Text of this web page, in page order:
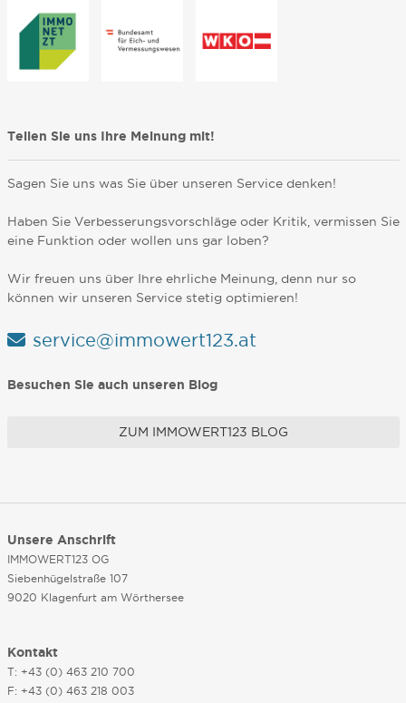
Teilen Sie uns Ihre Meinung mit!
Sagen Sie uns was Sie über unseren Service denken!
Haben Sie Verbesserungsvorschläge oder Kritik, vermissen Sie
eine Funktion oder wollen uns gar loben?
Wir freuen uns über Ihre ehrliche Meinung, denn nur so
können wir unseren Service stetig optimieren!
service@immowert123.at
Besuchen Sie auch unseren Blog
ZUM IMMOWERT123 BLOG
Unsere Anschrift
IMMOWERT123 OG
Siebenhügelstraße 107
9020 Klagenfurt am Wörthersee
Kontakt
T: +43 (0) 463 210 700
F: +43 (0) 463 218 003